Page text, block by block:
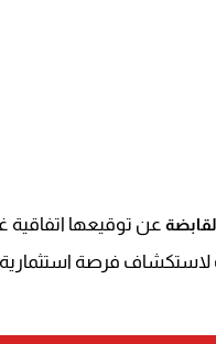
عن توقيعها اتفاقية
لاستكشاف فرصة